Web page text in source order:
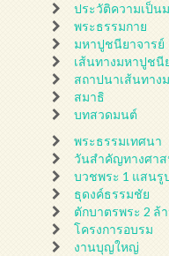
ประวัติความเป็น
พระธรรมกาย
มหาปูชนียาจารย์
เส้นทางมหาปูชนี
สถาปนาเส้นทาง
สมาธิ
บทสวดมนต์
พระธรรมเทศนา
วันสำคัญทางศา
บวชพระ 1 แสนรู
ธุดงค์ธรรมชัย
ตักบาตรพระ 2 ล้
โครงการอบรม
งานบุญใหญ่